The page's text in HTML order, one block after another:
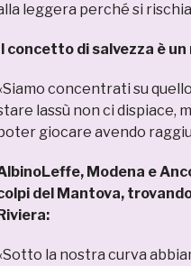
leggera perché si
concetto di salvezza è
concentrati su
lassù non ci dispiace,
giocare avendo
Modena e
del Mantova,
la nostra curva